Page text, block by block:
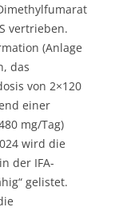
vertrieben.
(Anlage
das
von 2×120
einer
mg/Tag)
wird die
der IFA-
gelistet.